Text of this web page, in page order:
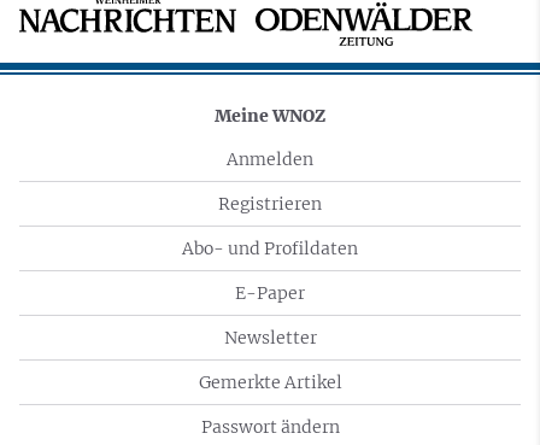
Meine WNOZ
Anmelden
Registrieren
Abo- und Profildaten
E-Paper
Newsletter
Gemerkte Artikel
Passwort ändern